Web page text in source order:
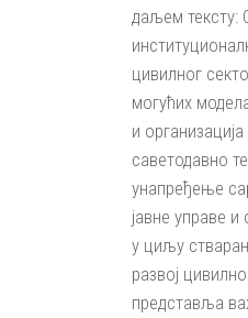
даљем тексту:
цивилног
могућих
и
саветодавно
унапређење
јавне управе
у циљу
развој
представља